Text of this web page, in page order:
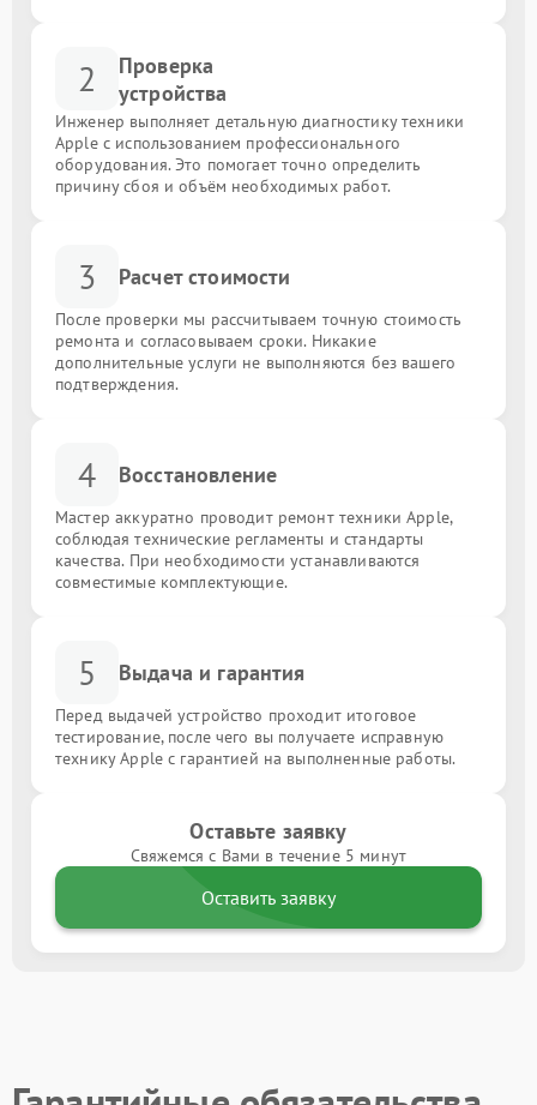
2
Проверка
устройства
Инженер выполняет детальную диагностику техники
Apple с использованием профессионального
оборудования. Это помогает точно определить
причину сбоя и объём необходимых работ.
3 Расчет стоимости
После проверки мы рассчитываем точную стоимость
ремонта и согласовываем сроки. Никакие
дополнительные услуги не выполняются без вашего
подтверждения.
4 Восстановление
Мастер аккуратно проводит ремонт техники Apple,
соблюдая технические регламенты и стандарты
качества. При необходимости устанавливаются
совместимые комплектующие.
5 Выдача и гарантия
Перед выдачей устройство проходит итоговое
тестирование, после чего вы получаете исправную
технику Apple с гарантией на выполненные работы.
Оставьте заявку
Свяжемся с Вами в течение 5 минут
Оставить заявку